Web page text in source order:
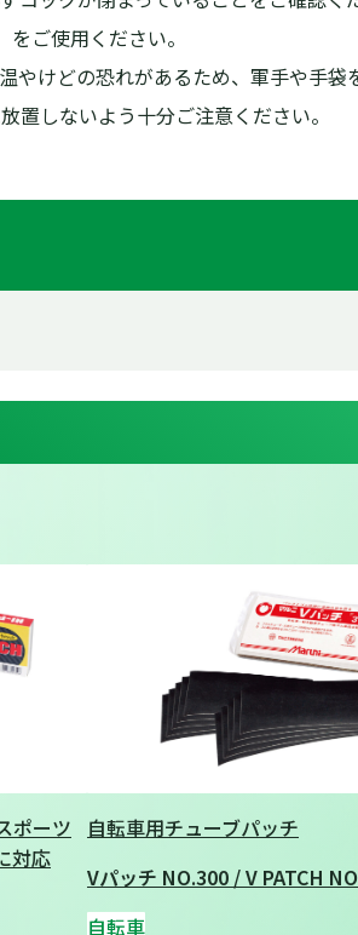
ご使用ください。
やけどの恐れがあるため、軍手や手袋
置しないよう十分ご注意ください。
ポーツ
対応
自転車用チューブパッチ
Vパッチ NO.300 / V PATCH
自転車